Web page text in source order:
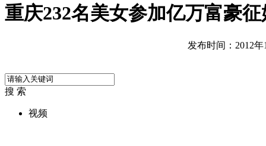
重庆232名美女参加亿万富豪
发布时间：2012年
搜 索
视频